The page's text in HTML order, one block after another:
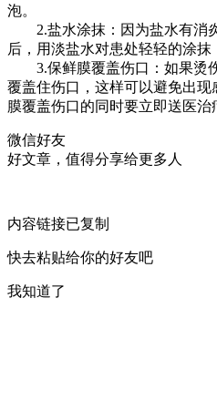
泡。
2.盐水涂抹：因为盐水有消
后，用淡盐水对患处轻轻的涂抹
3.保鲜膜覆盖伤口：如果烫
覆盖住伤口，这样可以避免出
膜覆盖伤口的同时要立即送医治
微信好友
好文章，值得分享给更多人
内容链接已复制
快去粘贴给你的好友吧
我知道了